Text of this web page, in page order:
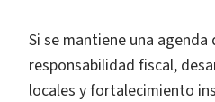
Si se mantiene una agenda
responsabilidad fiscal,
locales y fortalecimiento